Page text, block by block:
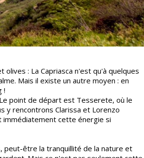
: La Capriasca n'est qu'à quelques
Mais il existe un autre moyen : en
!
point de départ est Tesserete, où le
y rencontrons Clarissa et Lorenzo
immédiatement cette énergie si
peut-être la tranquillité de la nature et